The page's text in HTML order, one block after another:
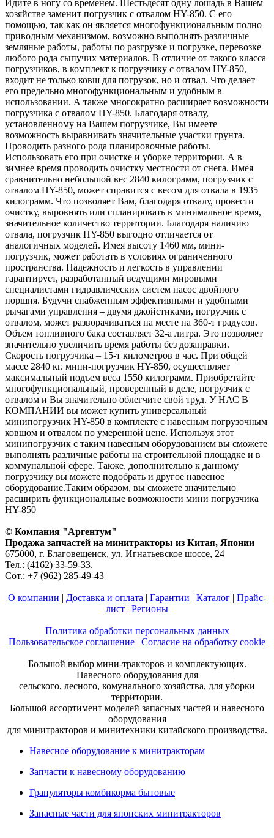
Идите в ногу со временем. Шестьдесят одну лошадь в Вашем
хозяйстве заменит погрузчик с отвалом HY-850. С его
помощью, так как он является многофункциональным полно
приводным механизмом, возможно выполнять различные
земляные работы, работы по разгрузке и погрузке, перевозке
любого рода сыпучих материалов. В отличие от такого класса
погрузчиков, в комплект к погрузчику с отвалом HY-850,
входит не только ковш для погрузок, но и отвал. Что делает
его предельно многофункциональным и удобным в
использовании. А также многократно расширяет возможности
погрузчика с отвалом HY-850. Благодаря отвалу,
установленному на Вашем погрузчике, Вы имеете
возможность выравнивать значительные участки грунта.
Проводить разного рода планировочные работы.
Использовать его при очистке и уборке территории. А в
зимнее время проводить очистку местности от снега. Имея
сравнительно небольшой вес 2840 килограмм, погрузчик с
отвалом HY-850, может справится с весом для отвала в 1935
килограмм. Что позволяет Вам, благодаря отвалу, провести
очистку, выровнять или спланировать в минимальное время,
значительное количество территории. Благодаря наличию
отвала, погрузчик HY-850 выгодно отличается от
аналогичных моделей. Имея высоту 1460 мм, мини-
погрузчик, может работать в условиях ограниченного
пространства. Надежность и легкость в управлении
гарантирует, разработанный ведущими мировыми
специалистами гидравлических систем насос двойного
поршня. Будучи снабженным эффективными и удобными
рычагами управления – двумя джойстиками, погрузчик с
отвалом, может разворачиваться на месте на 360-т градусов.
Объем топливного бака составляет 32-а литра. Это позволяет
значительно увеличить время работы без дозаправки.
Скорость погрузчика – 15-т километров в час. При общей
массе 2840 кг. мини-погрузчик HY-850, осуществляет
максимальный подъем веса 1550 килограмм. Приобретайте
многофункциональный, проверенный в деле, погрузчик с
отвалом и Вы значительно облегчите свой труд. У НАС В
КОМПАНИИ вы может купить универсальный
минипогрузчик HY-850 в комплекте с навесным погрузочным
ковшом и отвалом по умеренной цене. Используя этот
минипогрузчик с таким навесным оборудованием вы сможете
выполнять различные работы на строительной площадке и в
коммунальной сфере. Также, дополнительно к данному
погрузчику вы можете подобрать и другое навесное
оборудование.Таким образом, вы сможете значительно
расширить функциональные возможности мини погрузчика
HY-850
© Компания "Аргентум"
Продажа запчастей на минитракторы из Китая, Японии
675000, г. Благовещенск, ул. Игнатьевское шоссе, 24
Тел.: (4162) 33-59-33.
Сот.: +7 (962) 285-49-43
О компании | Доставка и оплата | Гарантии | Каталог | Прайс-
лист | Регионы
Политика обработки персональных данных
Пользовательское соглашение | Согласие на обработку cookie
Большой выбор мини-тракторов и комплектующих.
Навесного оборудования для
сельского, лесного, комунального хозяйства, для уборки
территории.
Большой ассортимент моделей запасных частей и навесного
оборудования
для минитракторов и минитехники китайского производства.
Навесное оборудование к минитракторам
Запчасти к навесному оборудованию
Грануляторы комбикорма бытовые
Запасные части для японских минитракторов